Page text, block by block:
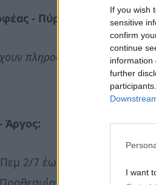
If you wish
sensitive
confirm
continue
information
further
I want
- Πύργο:
πληροφορίες
Άργος:
2/7 έως Παρ 3/7 & Κυρ 5/7